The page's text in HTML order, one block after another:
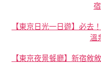
宿
【東京日光一日遊】必去
溫
【東京夜景餐廳】新宿敘